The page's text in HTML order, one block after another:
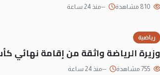
--منذ 24 ساعة
رياضية
وزيرة الرياضة واثقة من إقامة نهائي كأس العالم
--منذ 24 ساعة